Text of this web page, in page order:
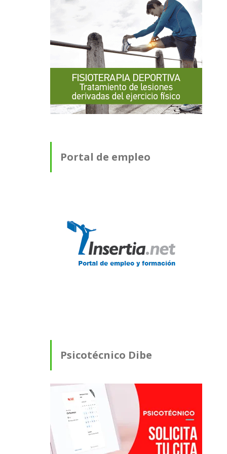
Portal de empleo
Psicotécnico Dibe